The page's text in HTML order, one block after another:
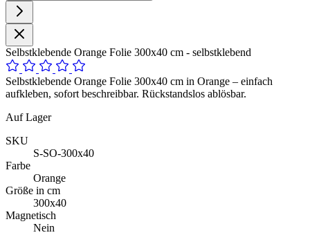
Selbstklebende Orange Folie 300x40 cm - selbstklebend
Selbstklebende Orange Folie 300x40 cm in Orange – einfach
aufkleben, sofort beschreibbar. Rückstandslos ablösbar.
Auf Lager
SKU
S-SO-300x40
Farbe
Orange
Größe in cm
300x40
Magnetisch
Nein